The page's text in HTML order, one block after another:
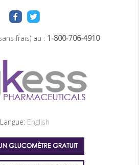
frais) au : 1-800-706-4910
Langue: English